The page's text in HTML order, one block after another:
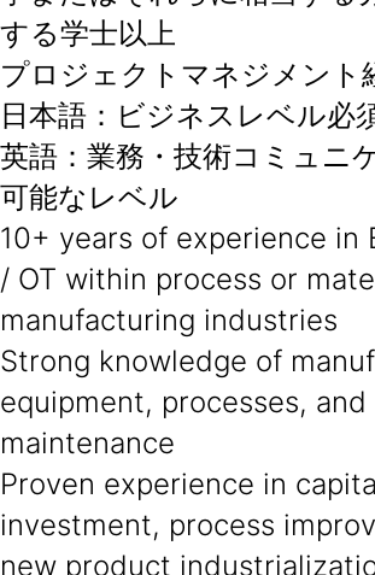
する学士以上
プロジェクトマネジメント
日本語：ビジネスレベル必
英語：業務・技術コミュニ
可能なレベル
10+ years of experience in
/ OT within process or
manufacturing industries
Strong knowledge of
equipment, processes, and
maintenance
Proven experience in
investment, process
new product